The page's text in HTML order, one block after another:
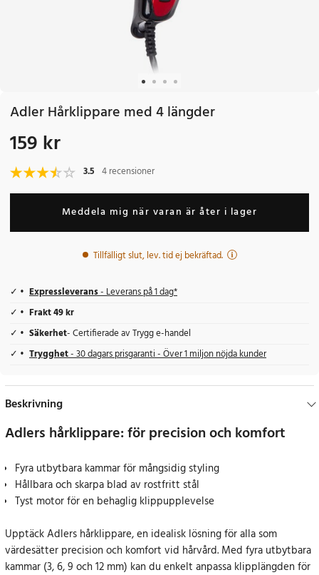
Adler Hårklippare med 4 längder
Pris:159 kr
159 kr
3.5 4 recensioner
Meddela mig när varan är åter i lager
Tillfälligt slut, lev. tid ej bekräftad.
Expressleverans- Leverans på 1 dag*
Frakt 49 kr
Säkerhet- Certifierade av Trygg e-handel
Trygghet- 30 dagars prisgaranti - Över 1 miljon nöjda kunder
Beskrivning
Adlers hårklippare: för precision och komfort
Fyra utbytbara kammar för mångsidig styling
Hållbara och skarpa blad av rostfritt stål
Tyst motor för en behaglig klippupplevelse
Upptäck Adlers hårklippare, en idealisk lösning för alla som
värdesätter precision och komfort vid hårvård. Med fyra utbytbara
kammar (3, 6, 9 och 12 mm) kan du enkelt anpassa klipplängden för